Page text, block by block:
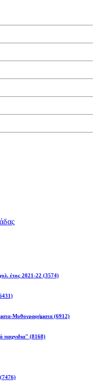
έτος 2021-22 (3574)
Μυθογραφήματα (6912)
παιχνιδια" (8168)
(7476)